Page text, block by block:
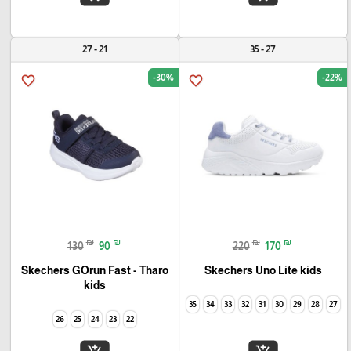
27 - 35
favorite_border -22%
220 ₪ 170 ₪
Skechers Uno Lite kids
27
28
29
30
31
32
33
34
35
21 - 27
favorite_border -30%
130 ₪ 90 ₪
Skechers GOrun Fast - Tharo
kids
22
23
24
25
26